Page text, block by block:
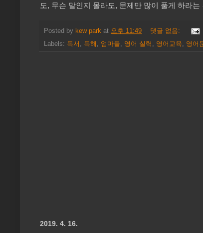
도, 무슨 말인지 몰라도, 문제만 많이 풀게 하라
Posted by kew park at 오후 11:49
댓글 없음:
Labels: 독서 , 독해 , 엄마들, 영어 실력 , 영어교육, 영어
2019. 4. 16.